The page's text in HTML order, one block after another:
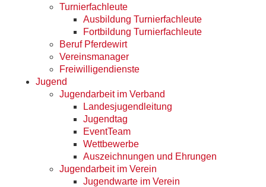
Turnierfachleute
Ausbildung Turnierfachleute
Fortbildung Turnierfachleute
Beruf Pferdewirt
Vereinsmanager
Freiwilligendienste
Jugend
Jugendarbeit im Verband
Landesjugendleitung
Jugendtag
EventTeam
Wettbewerbe
Auszeichnungen und Ehrungen
Jugendarbeit im Verein
Jugendwarte im Verein